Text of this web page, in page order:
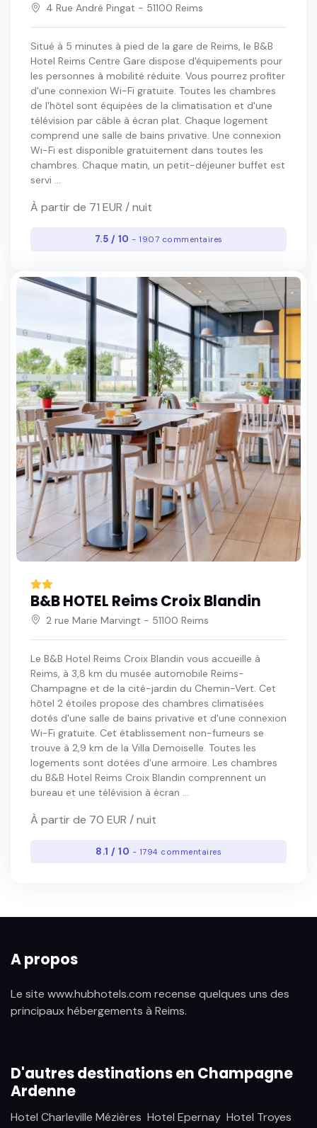
4 Rue André Pingat - 51100 Reims
Situé à 5 minutes à pied de la gare de Reims, le B&B
Hotel Reims Centre Gare dispose d'équipements pour
les personnes à mobilité réduite. Vous pourrez profiter
d'une connexion Wi-Fi gratuite. Toutes les chambres
de l'hôtel sont équipées de la climatisation et d'une
télévision par câble à écran plat. Chaque logement
comprend une salle de bains privative. Une connexion
Wi-Fi est disponible gratuitement dans toutes les
chambres. Chaque matin, un petit-déjeuner buffet est
servi ...
À partir de 71 EUR / nuit
7.5 / 10 - 1907 commentaires
B&B HOTEL Reims Croix Blandin
2 rue Marie Marvingt - 51100 Reims
Le B&B Hotel Reims Croix Blandin vous accueille à
Reims, à 3,8 km du musée automobile Reims-
Champagne et de la cité-jardin du Chemin-Vert. Cet
hôtel 2 étoiles propose des chambres climatisées
dotés d'une salle de bains privative et d'une connexion
Wi-Fi gratuite. Cet établissement non-fumeurs se
trouve à 2,9 km de la Villa Demoiselle. Toutes les
logements sont dotées d'une armoire. Les chambres
du B&B Hotel Reims Croix Blandin comprennent un
bureau et une télévision à écran ...
À partir de 70 EUR / nuit
8.1 / 10 - 1794 commentaires
A propos
Le site www.hubhotels.com recense quelques uns des
principaux hébergements à Reims.
D'autres destinations en Champagne
Ardenne
Hotel Charleville Mézières Hotel Epernay Hotel Troyes